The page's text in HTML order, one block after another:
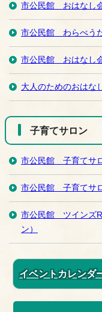
市公民館 おはなし
市公民館 わらべう
市公民館 おはなし
大人のためのおはな
子育てサロン
市公民館 子育てサ
市公民館 子育てサ
市公民館 ツインズ
ン）
イベントカレンダ